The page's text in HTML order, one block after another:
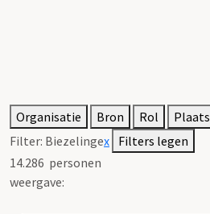
Organisatie Bron Rol
Plaats
Filter: Biezelingex Filters legen
14.286 personen
weergave: